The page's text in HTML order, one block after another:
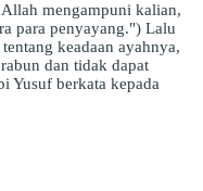
mengampuni kalian,
para penyayang.") Lalu
keadaan ayahnya,
dan tidak dapat
Yusuf berkata kepada